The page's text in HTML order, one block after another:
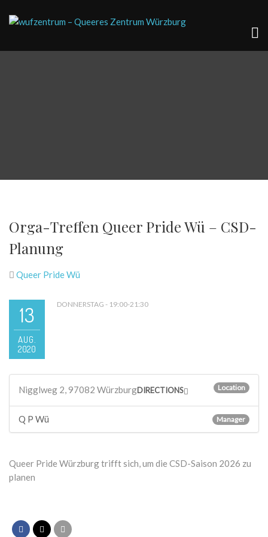
Orga-Treffen Queer Pride Wü – CSD-
Planung
Queer Pride Wü
13
AUG.
2020
DONNERSTAG - 19:00-21:30
Nigglweg 2, 97082 Würzburg Location
DIRECTIONS
Q P Wü Manager
Queer Pride Würzburg trifft sich, um die CSD-Saison 2026 zu
planen